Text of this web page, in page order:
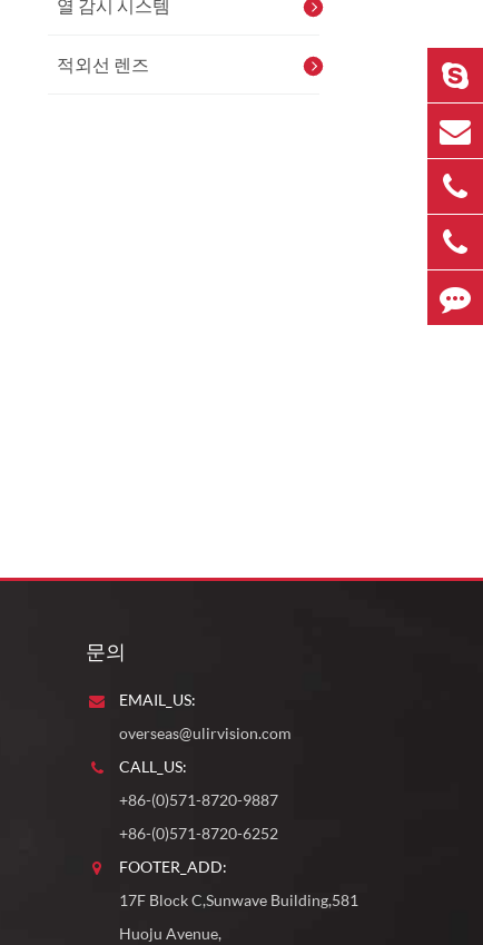
열 감시 시스템
적외선 렌즈
문의
EMAIL_US:
overseas@ulirvision.com
CALL_US:
+86-(0)571-8720-9887
+86-(0)571-8720-6252
FOOTER_ADD:
17F Block C,Sunwave Building,581
Huoju Avenue,